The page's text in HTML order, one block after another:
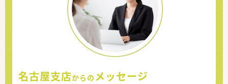
名古屋支店からの メッセージ